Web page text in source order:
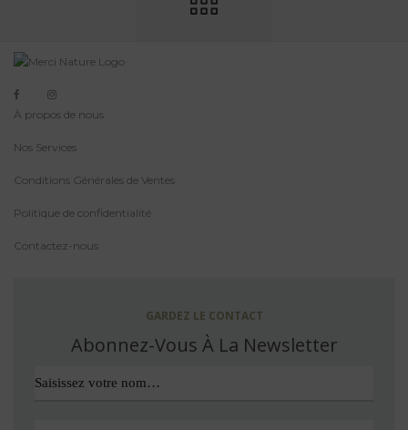
À propos de nous
Nos Services
Conditions Générales de Ventes
Politique de confidentialité
Contactez-nous
GARDEZ LE CONTACT
Abonnez-Vous À La Newsletter